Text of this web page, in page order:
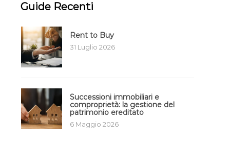
Guide Recenti
Rent to Buy
31 Luglio 2026
Successioni immobiliari e
comproprietà: la gestione del
patrimonio ereditato
6 Maggio 2026